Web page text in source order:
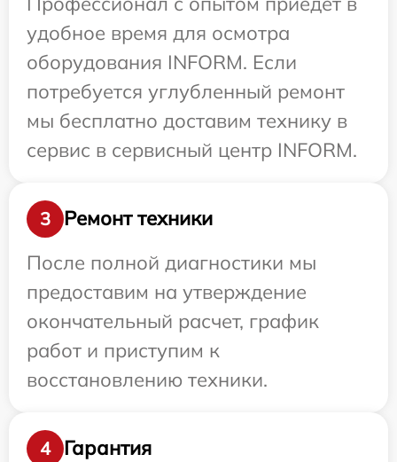
удобное время для осмотра
оборудования INFORM. Если
потребуется углубленный ремонт
мы бесплатно доставим технику в
сервис в сервисный центр INFORM.
3
Ремонт техники
После полной диагностики мы
предоставим на утверждение
окончательный расчет, график
работ и приступим к
восстановлению техники.
4
Гарантия